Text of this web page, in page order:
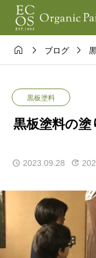
  ブログ 
黒板塗料
黒板塗料の
2023.09.28